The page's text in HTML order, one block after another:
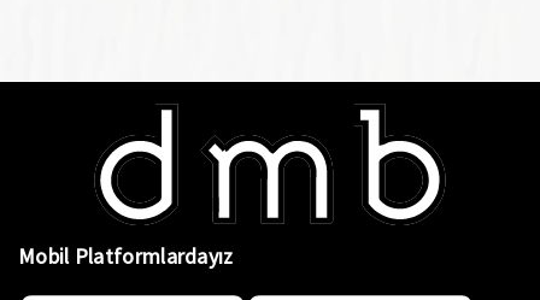
Mobil Platformlardayız